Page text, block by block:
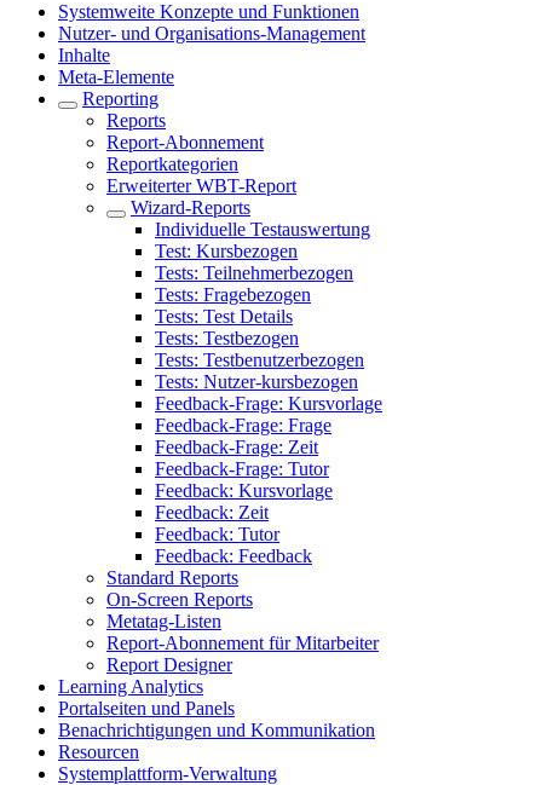
Systemweite Konzepte und Funktionen
Nutzer- und Organisations-Management
Inhalte
Meta-Elemente
Reporting
Reports
Report-Abonnement
Reportkategorien
Erweiterter WBT-Report
Wizard-Reports
Individuelle Testauswertung
Test: Kursbezogen
Tests: Teilnehmerbezogen
Tests: Fragebezogen
Tests: Test Details
Tests: Testbezogen
Tests: Testbenutzerbezogen
Tests: Nutzer-kursbezogen
Feedback-Frage: Kursvorlage
Feedback-Frage: Frage
Feedback-Frage: Zeit
Feedback-Frage: Tutor
Feedback: Kursvorlage
Feedback: Zeit
Feedback: Tutor
Feedback: Feedback
Standard Reports
On-Screen Reports
Metatag-Listen
Report-Abonnement für Mitarbeiter
Report Designer
Learning Analytics
Portalseiten und Panels
Benachrichtigungen und Kommunikation
Resourcen
Systemplattform-Verwaltung